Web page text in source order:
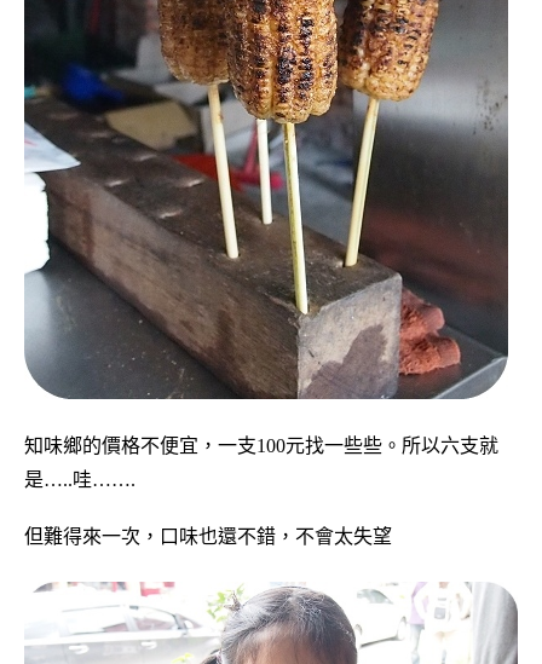
知味鄉的價格不便宜，一支100元找一些些。所以六支就
是…..哇…….
但難得來一次，口味也還不錯，不會太失望